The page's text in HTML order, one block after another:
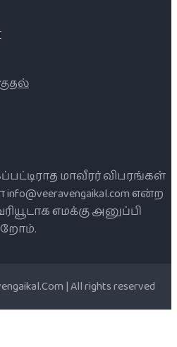
மாவீரர் விபரங்கள்
என்ற
எமக்கு அனுப்பி
| All rights reserved